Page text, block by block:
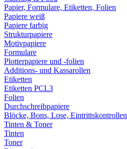
Papier, Formulare, Etiketten, Folien
Papiere weiß
Papiere farbig
Strukturpapiere
Motivpapiere
Formulare
Plotterpapiere und -folien
Additions- und Kassarollen
Etiketten
Etiketten PCL3
Folien
Durchschreibpapiere
Blöcke, Bons, Lose, Eintrittskontrollen
Tinten & Toner
Tinten
Toner